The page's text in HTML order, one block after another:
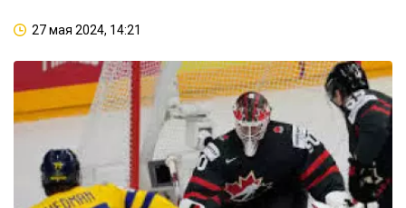
27 мая 2024, 14:21